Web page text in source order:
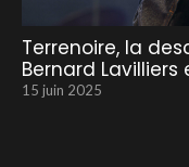
Terrenoire, la
Bernard Lavilliers
15 juin 2025